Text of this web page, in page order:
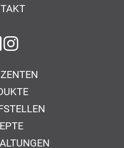
auf Facebook
auf Instagram